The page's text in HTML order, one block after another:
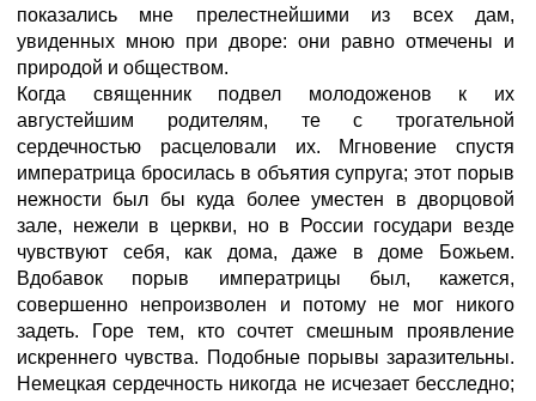
показались мне прелестнейшими из всех дам,
увиденных мною при дворе: они равно отмечены и
природой и обществом.
Когда священник подвел молодоженов к их
августейшим родителям, те с трогательной
сердечностью расцеловали их. Мгновение спустя
императрица бросилась в объятия супруга; этот порыв
нежности был бы куда более уместен в дворцовой
зале, нежели в церкви, но в России государи везде
чувствуют себя, как дома, даже в доме Божьем.
Вдобавок порыв императрицы был, кажется,
совершенно непроизволен и потому не мог никого
задеть. Горе тем, кто сочтет смешным проявление
искреннего чувства. Подобные порывы заразительны.
Немецкая сердечность никогда не исчезает бесследно;